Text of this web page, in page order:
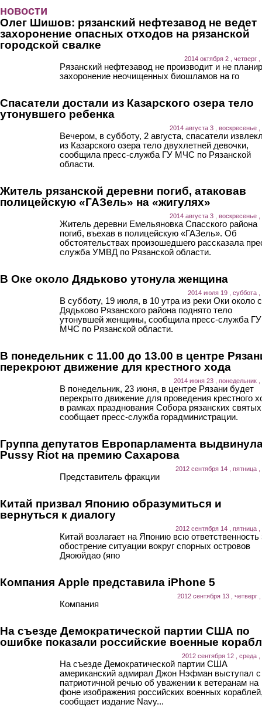
новости
Олег Шишов: рязанский нефтезавод не ведет
захоронение опасных отходов на рязанской
городской свалке
2014 октября 2 , четверг
Рязанский нефтезавод не производит и не
захоронение неочищенных биошламов на го
Спасатели достали из Казарского озера тело
утонувшего ребенка
2014 августа 3 , воскресенье ,
Вечером, в субботу, 2 августа, спасатели
из Казарского озера тело двухлетней девочки,
сообщила пресс-служба ГУ МЧС по Рязанской
области.
Житель рязанской деревни погиб, атаковав
полицейскую «ГАЗель» на «жигулях»
2014 августа 3 , воскресенье ,
Житель деревни Емельяновка Спасского района
погиб, въехав в полицейскую «ГАЗель». Об
обстоятельствах произошедшего рассказала
служба УМВД по Рязанской области.
В Оке около Дядьково утонула женщина
2014 июля 19 , суббота ,
В субботу, 19 июля, в 10 утра из реки Оки около
Дядьково Рязанского района поднято тело
утонувшей женщины, сообщила пресс-служба ГУ
МЧС по Рязанской области.
В понедельник с 11.00 до 13.00 в центре
перекроют движение для крестного хода
2014 июня 23 , понедельник ,
В понедельник, 23 июня, в центре Рязани будет
перекрыто движение для проведения крестного
в рамках празднования Собора рязанских
сообщает пресс-служба горадминистрации.
Группа депутатов Европарламента
Pussy Riot на премию Сахарова
2012 сентября 14 , пятница ,
Представитель фракции
Китай призвал Японию образумиться и
вернуться к диалогу
2012 сентября 14 , пятница ,
Китай возлагает на Японию всю ответственность
обострение ситуации вокруг спорных островов
Дяоюйдао (япо
Компания Apple представила iPhone 5
2012 сентября 13 , четверг ,
Компания
На съезде Демократической партии США по
ошибке показали российские военные
2012 сентября 12 , среда ,
На съезде Демократической партии США
американский адмирал Джон Нэфман выступал с
патриотичной речью об уважении к ветеранам на
фоне изображения российских военных
сообщает издание Navy...